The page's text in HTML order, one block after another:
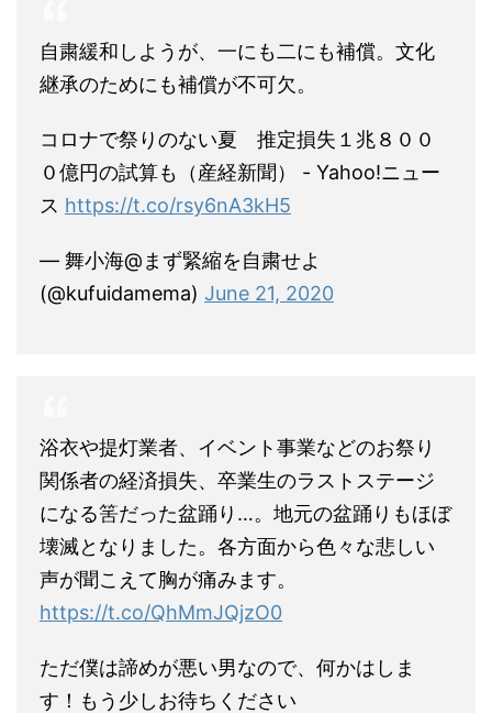
自粛緩和しようが、一にも二にも補償。文化
継承のためにも補償が不可欠。
コロナで祭りのない夏 推定損失１兆８００
０億円の試算も（産経新聞） - Yahoo!ニュー
ス https://t.co/rsy6nA3kH5
— 舞小海@まず緊縮を自粛せよ
(@kufuidamema) June 21, 2020
浴衣や提灯業者、イベント事業などのお祭り
関係者の経済損失、卒業生のラストステージ
になる筈だった盆踊り…。地元の盆踊りもほぼ
壊滅となりました。各方面から色々な悲しい
声が聞こえて胸が痛みます。
https://t.co/QhMmJQjzO0
ただ僕は諦めが悪い男なので、何かはしま
す！もう少しお待ちください